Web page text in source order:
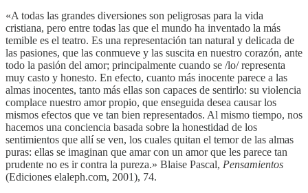
«A todas las grandes diversiones son peligrosas para la vida
cristiana, pero entre todas las que el mundo ha inventado la más
temible es el teatro. Es una representación tan natural y delicada de
las pasiones, que las conmueve y las suscita en nuestro corazón, ante
todo la pasión del amor; principalmente cuando se /lo/ representa
muy casto y honesto. En efecto, cuanto más inocente parece a las
almas inocentes, tanto más ellas son capaces de sentirlo: su violencia
complace nuestro amor propio, que enseguida desea causar los
mismos efectos que ve tan bien representados. Al mismo tiempo, nos
hacemos una conciencia basada sobre la honestidad de los
sentimientos que allí se ven, los cuales quitan el temor de las almas
puras: ellas se imaginan que amar con un amor que les parece tan
prudente no es ir contra la pureza.» Blaise Pascal, Pensamientos
(Ediciones elaleph.com, 2001), 74.